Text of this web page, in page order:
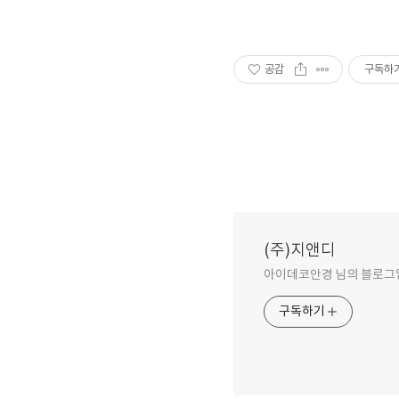
공감 구독하기
(주)지앤디
아이데코안경 님의 블로그
구독하기